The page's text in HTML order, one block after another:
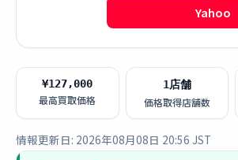
Yahoo
¥127,000
最高買取価格
1店舗
価格取得店舗数
情報更新日: 2026年08月08日 20:56 JST